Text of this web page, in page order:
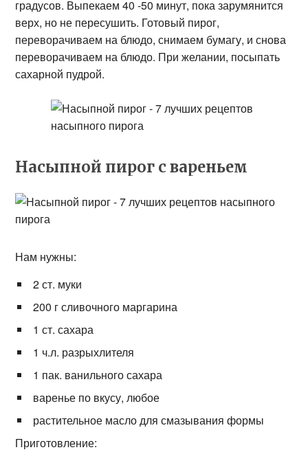
градусов. Выпекаем 40 -50 минут, пока зарумянится
верх, но не пересушить. Готовый пирог,
переворачиваем на блюдо, снимаем бумагу, и снова
переворачиваем на блюдо. При желании, посыпать
сахарной пудрой.
Насыпной пирог с вареньем
Нам нужны:
2 ст. муки
200 г сливочного маргарина
1 ст. сахара
1 ч.л. разрыхлителя
1 пак. ванильного сахара
варенье по вкусу, любое
растительное масло для смазывания формы
Приготовление: